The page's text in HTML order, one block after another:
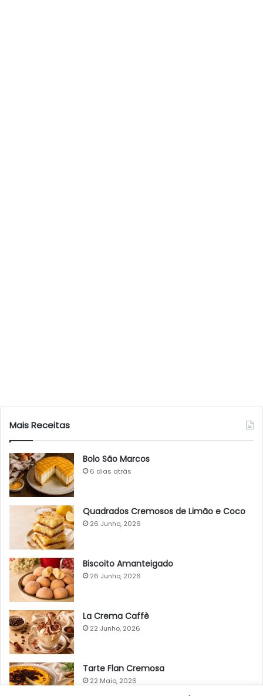
Mais Receitas
Bolo São Marcos
6 dias atrás
Quadrados Cremosos de Limão e Coco
26 Junho, 2026
Biscoito Amanteigado
26 Junho, 2026
La Crema Caffè
22 Junho, 2026
Tarte Flan Cremosa
22 Maio, 2026